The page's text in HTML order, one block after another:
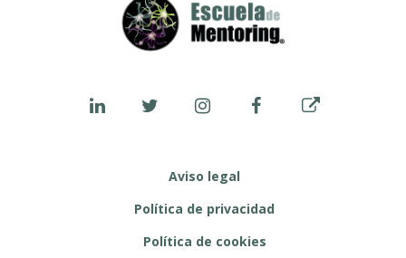
Aviso legal
Política de privacidad
Política de cookies